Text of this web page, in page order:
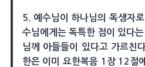
5. 예수님이 하나님의 독생자
수님에게는 독특한 점이 있다
님께 아들들이 있다고 가르
한은 이미 요한복음 1장 12절